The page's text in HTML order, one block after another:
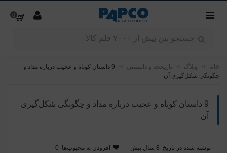
0
خانه > وبلاگ > تاریخچه و دانستنی >
9 داستان کوتاه و عجیب درباره مداد و
چگونگی شکل‌گیری آن‌
9 داستان کوتاه و عجیب درباره مداد و چگونگی شکل‌گیری
آن‌
نوشته شده در تاریخ 8 سال پیش افزودن به محبوب‌ها 0